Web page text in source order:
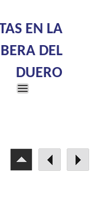
EN LA
DEL
DUERO
Toggle